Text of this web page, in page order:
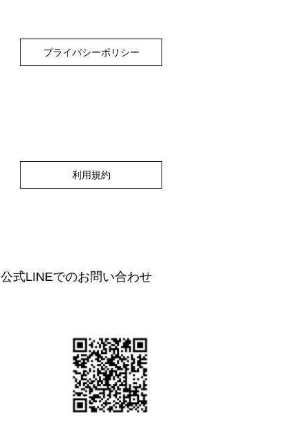
プライバシーポリシー
利用規約
公式LINEでのお問い合わせ